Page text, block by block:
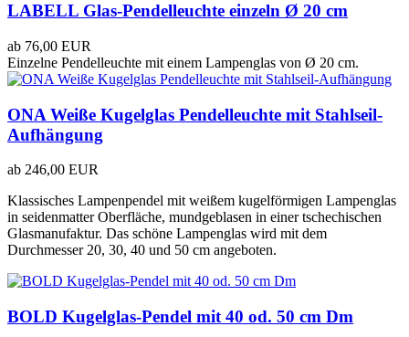
LABELL Glas-Pendelleuchte einzeln Ø 20 cm
ab 76,00 EUR
Einzelne Pendelleuchte mit einem Lampenglas von Ø 20 cm.
ONA Weiße Kugelglas Pendelleuchte mit Stahlseil-
Aufhängung
ab 246,00 EUR
Klassisches Lampenpendel mit weißem kugelförmigen Lampenglas
in seidenmatter Oberfläche, mundgeblasen in einer tschechischen
Glasmanufaktur. Das schöne Lampenglas wird mit dem
Durchmesser 20, 30, 40 und 50 cm angeboten.
BOLD Kugelglas-Pendel mit 40 od. 50 cm Dm